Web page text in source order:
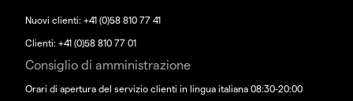
Nuovi clienti: +41 (0)58 810 77 41
Clienti: +41 (0)58 810 77 01
Consiglio di amministrazione
Orari di apertura del servizio clienti in lingua italiana 08:30-20:00